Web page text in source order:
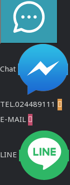
Chat
TEL.024489111 
E-MAIL 
LINE